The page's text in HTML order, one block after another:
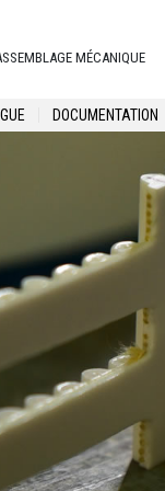
MÉCANIQUE
DOCUMENTATION